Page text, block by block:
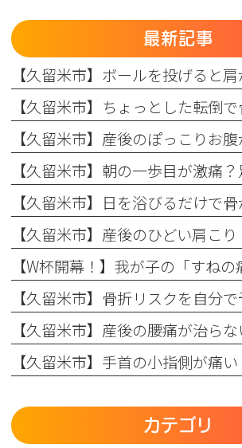
最新記事
カテゴリ